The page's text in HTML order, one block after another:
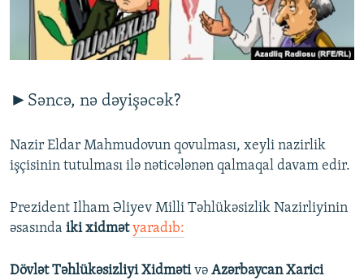
KARIKATURA
İSLAM VƏ DEMOKRATIYA
İZ - MƏDƏNIYYƏT PROQRAMI
PEŞƏ ETIKASI VƏ JURNALISTIKA STANDARTLARIMIZ
MATERIALLARIMIZDAN ISTIFADƏ
BIZIMLƏ ƏLAQƏ
XƏBƏR BÜLLETENLƏRIMIZ
BIZI IZLƏ
►Səncə, nə dəyişəcək?
Nazir Eldar Mahmudovun qovulması, xeyli nazirlik
işçisinin tutulması ilə nəticələnən qalmaqal davam edir.
Prezident Ilham Əliyev Milli Təhlükəsizlik Nazirliyinin
əsasında iki xidmətyaradıb:
Dövlət Təhlükəsizliyi Xidmətivə Azərbaycan Xarici